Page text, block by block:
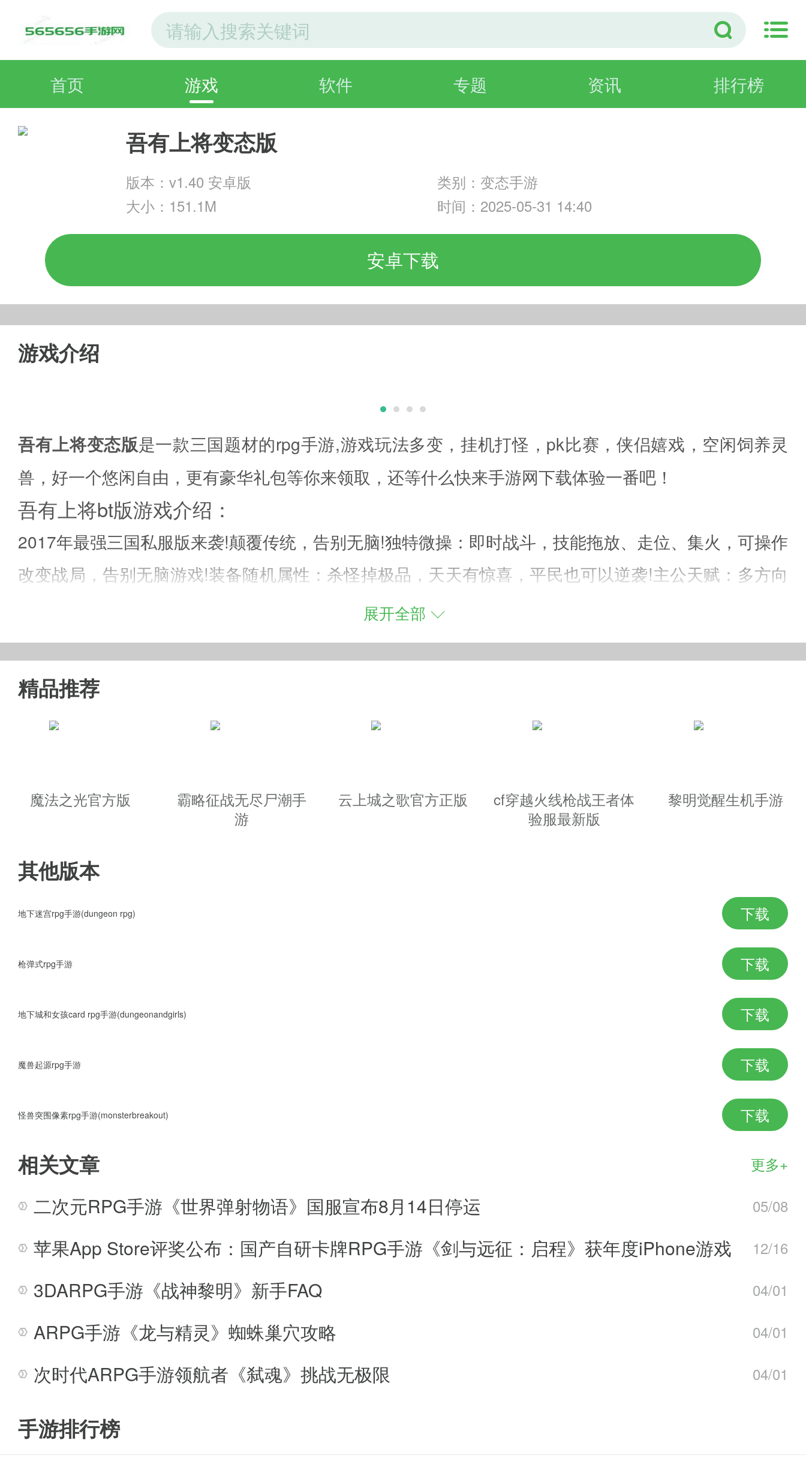
首页 游戏 软件 专题 资讯 排行榜
吾有上将变态版
版本：v1.40 安卓版
类别：变态手游
大小：151.1M
时间：2025-05-31 14:40
安卓下载
游戏介绍
吾有上将变态版是一款三国题材的rpg手游,游戏玩法多变，挂机打怪，pk比赛，侠侣嬉戏，空闲饲养灵
兽，好一个悠闲自由，更有豪华礼包等你来领取，还等什么快来手游网下载体验一番吧！
吾有上将bt版游戏介绍：
2017年最强三国私服版来袭!颠覆传统，告别无脑!独特微操：即时战斗，技能拖放、走位、集火，可操作
改变战局，告别无脑游戏!装备随机属性：杀怪掉极品，天天有惊喜，平民也可以逆袭!主公天赋：多方向
主公培养，瞬间切换输出、肉盾、辅助，最强主公等你来打造!无尽组合：开场流、属性流、控制流、自
杀流无尽的武将组合，超出你的想象，快来打造属于你的最强流派!带兵打仗：没有带兵也能叫三国，
统，骑野猪的张飞，骑老虎的孙坚，还有跟多妹子等你带走!
吾有上将sf游戏玩法：
2、三国情缘，十年一剑再战三国！
3、跨服竞技，巅峰对决傲视群雄！
4、炫酷时装，坐骑幻化御剑三国！
7、跨服竞技，颠峰对决傲世群雄！
1、上线送v9，12888元宝，999999银币，登录送神赵云!
2、全新版本更新武将+10，更新所有特色三国名将!
4、充值比例1:600，充值50以上额外赠送50%，首充双倍噢!
5、独家版本·服务器稳定·长期运营百万研发经费·支持跨服·持续更新资料片
6、游戏内上线各种福利拿到嗨皮、活动超多、玩法有趣超SSS级产品，军团战+暴打盗贼+群英会+红
7、独家破解版私服，耗费巨资打造持续更新资料片内附1800种游戏玩法，
8、充值比例最高达到1:900每个套餐都有一次充值双倍机会!
展开全部
精品推荐
魔法之光官方版
霸略征战无尽尸潮手
游
云上城之歌官方正版
cf穿越火线枪战王者体
验服最新版
黎明觉醒生机手游
其他版本
地下迷宫rpg手游(dungeon rpg) 下载
枪弹式rpg手游 下载
地下城和女孩card rpg手游(dungeonandgirls) 下载
魔兽起源rpg手游 下载
怪兽突围像素rpg手游(monsterbreakout) 下载
相关文章 更多+
二次元RPG手游《世界弹射物语》国服宣布8月14日停运 05/08
苹果App Store评奖公布：国产自研卡牌RPG手游《剑与远征：启程》获年度iPhone游戏 12/16
3DARPG手游《战神黎明》新手FAQ 04/01
ARPG手游《龙与精灵》蜘蛛巢穴攻略 04/01
次时代ARPG手游领航者《弑魂》挑战无极限 04/01
手游排行榜